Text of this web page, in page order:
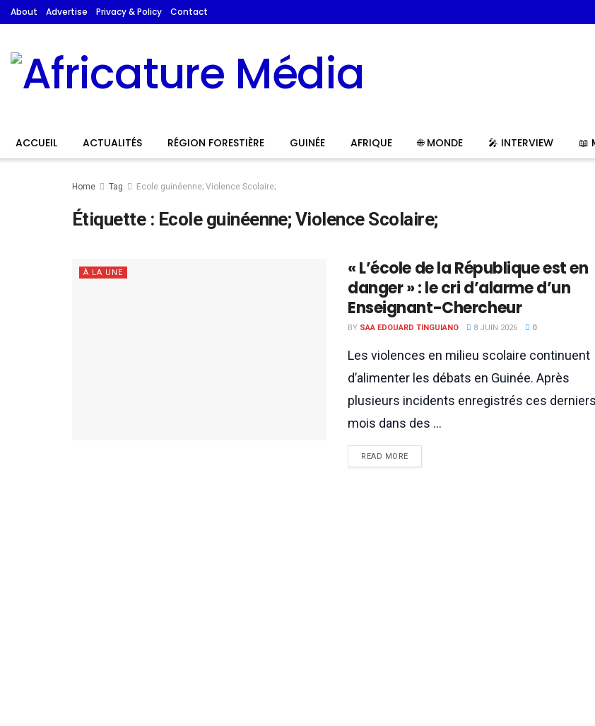
About Advertise Privacy & Policy Contact
ACCUEIL ACTUALITÉS RÉGION FORESTIÈRE GUINÉE AFRIQUE 🌐 MONDE 🎤 INTERVIEW 📖
Home Tag Ecole guinéenne; Violence Scolaire;
Étiquette : Ecole guinéenne; Violence Scolaire;
À LA UNE
« L’école de la République est en
danger » : le cri d’alarme d’un
Enseignant-Chercheur
BY SAA EDOUARD TINGUIANO 8 JUIN 2026 0
Les violences en milieu scolaire continuent
d’alimenter les débats en Guinée. Après
plusieurs incidents enregistrés ces derniers
mois dans des ...
READ MORE